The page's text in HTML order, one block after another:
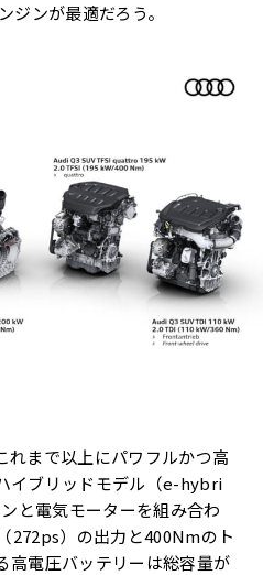
ジンが最適だろう。
れまで以上にパワフルかつ高
イブリッドモデル（e-hybri
と電気モーターを組み合わ
272ps）の出力と400Nmのト
高電圧バッテリーは総容量が